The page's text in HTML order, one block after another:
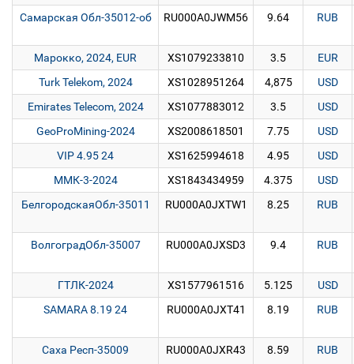
Самарская Обл-35012-об
RU000A0JWM56 9.64 RUB
Марокко, 2024, EUR XS1079233810 3.5
EUR
Turk Telekom, 2024
XS1028951264 4,875
USD
Emirates Telecom, 2024
XS1077883012 3.5
USD
GeoProMining-2024
XS2008618501 7.75
USD
VIP 4.95 24
XS1625994618 4.95
USD
ММК-3-2024
XS1843434959 4.375
USD
БелгородскаяОбл-35011
RU000A0JXTW1 8.25 RUB
ВолгоградОбл-35007 RU000A0JXSD3 9.4 RUB
ГТЛК-2024 XS1577961516 5.125
USD
SAMARA 8.19 24
RU000A0JXT41 8.19 RUB
Саха Респ-35009 RU000A0JXR43 8.59 RUB